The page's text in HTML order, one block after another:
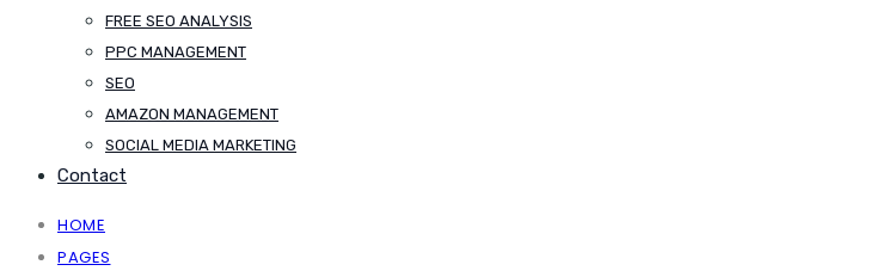
FREE SEO ANALYSIS
PPC MANAGEMENT
SEO
AMAZON MANAGEMENT
SOCIAL MEDIA MARKETING
Contact
HOME
PAGES